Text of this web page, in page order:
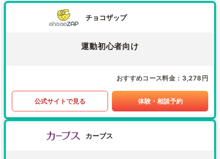
チョコザップ
運動初心者向け
おすすめコース料金 3,278円
公式サイトで見る 体験・相談予約
カーブス